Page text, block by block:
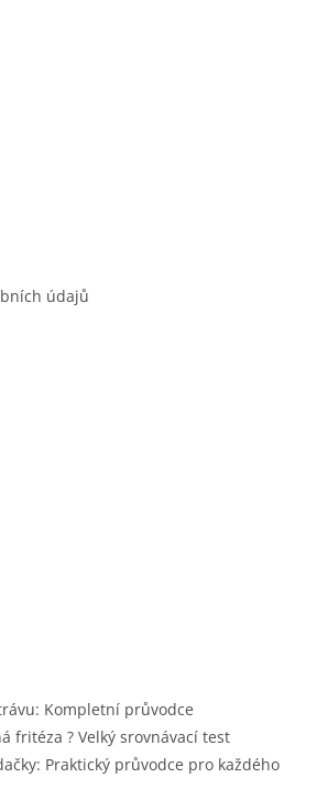
údajů
Kompletní průvodce
fritéza ? Velký srovnávací test
Praktický průvodce pro každého